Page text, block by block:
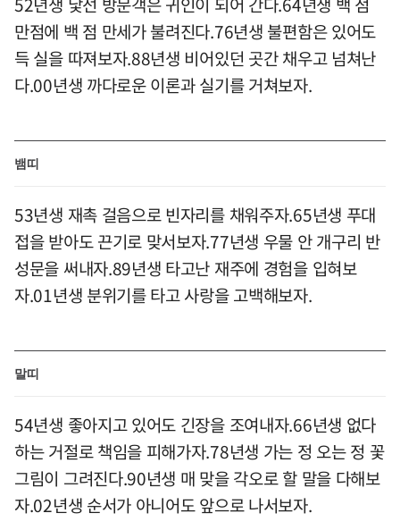
만점에 백 점 만세가 불려진다.76년생 불편함은 있어도
득 실을 따져보자.88년생 비어있던 곳간 채우고 넘쳐난
다.00년생 까다로운 이론과 실기를 거쳐보자.
뱀띠
53년생 재촉 걸음으로 빈자리를 채워주자.65년생 푸대
접을 받아도 끈기로 맞서보자.77년생 우물 안 개구리 반
성문을 써내자.89년생 타고난 재주에 경험을 입혀보
자.01년생 분위기를 타고 사랑을 고백해보자.
말띠
54년생 좋아지고 있어도 긴장을 조여내자.66년생 없다
하는 거절로 책임을 피해가자.78년생 가는 정 오는 정 꽃
그림이 그려진다.90년생 매 맞을 각오로 할 말을 다해보
자.02년생 순서가 아니어도 앞으로 나서보자.